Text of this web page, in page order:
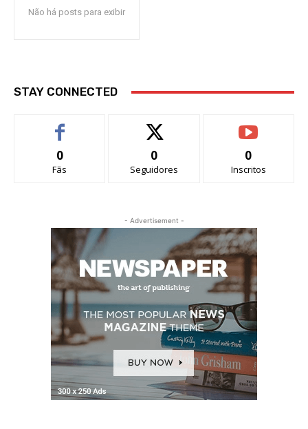
Não há posts para exibir
STAY CONNECTED
0
Fãs
0
Seguidores
0
Inscritos
- Advertisement -